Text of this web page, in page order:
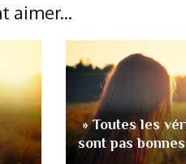
aimer...
» Toutes les
sont pas